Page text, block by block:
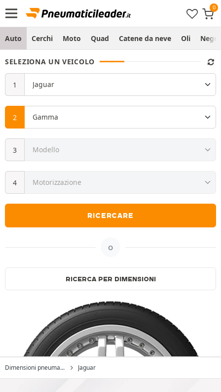
Auto Cerchi Moto Quad Catene da neve Oli
SELEZIONA UN VEICOLO
RICERCARE
o
RICERCA PER DIMENSIONI
Dimensioni pneuma... Jaguar